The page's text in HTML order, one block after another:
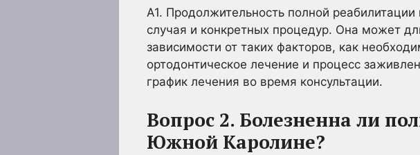
A1. Продолжительность полной
случая и конкретных процедур. Она может
зависимости от таких факторов, как
ортодонтическое лечение и процесс
график лечения во время консультации.
Вопрос 2. Болезненна ли
Южной Каролине?